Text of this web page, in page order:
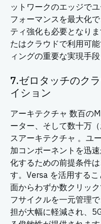
ットワークのエッジで
フォーマンスを最大化
ティ強化も必要となり
たはクラウドで利用可
ィングの重要な実現手段
7.ゼロタッチのク
イション
アーキテクチャ 数百の
ーター、そして数十万
スアーキテクチャ 。ユ
加コンポーネントを迅
化するための前提条件
す。Versa を活用する
面からわずか数クリッ
フサイクルを一元管理
担が大幅に軽減され、